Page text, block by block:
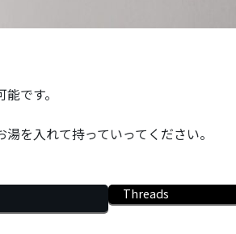
です。
を入れて持っていってください。
Threads